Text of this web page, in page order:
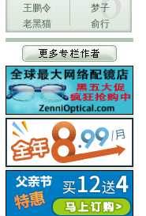
王鹏令
梦子
老黑猫
俞行